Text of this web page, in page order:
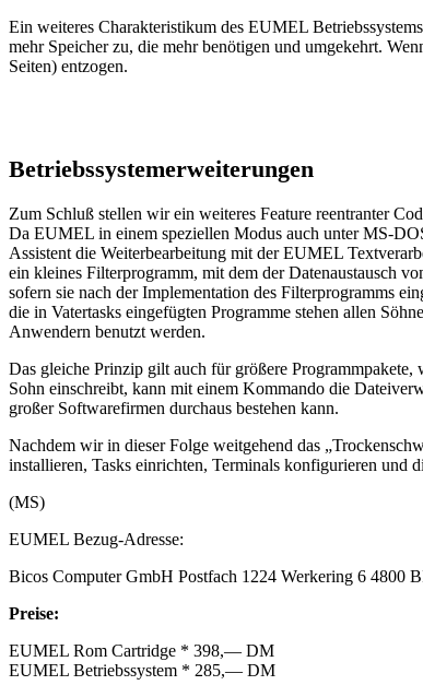
Ein weiteres Charakteristikum des EUMEL
mehr Speicher zu, die mehr benötigen und umgekehrt.
Seiten) entzogen.
Betriebssystemerweiterungen
Zum Schluß stellen wir ein weiteres Feature reentranter
Da EUMEL in einem speziellen Modus auch unter MS-
Assistent die Weiterbearbeitung mit der EUMEL
ein kleines Filterprogramm, mit dem der Datenaustausch
sofern sie nach der Implementation des Filterprogramms
die in Vatertasks eingefügten Programme stehen allen
Anwendern benutzt werden.
Das gleiche Prinzip gilt auch für größere
Sohn einschreibt, kann mit einem Kommando die
großer Softwarefirmen durchaus bestehen kann.
Nachdem wir in dieser Folge weitgehend das
installieren, Tasks einrichten, Terminals konfigurieren und
(MS)
EUMEL Bezug-Adresse:
Bicos Computer GmbH Postfach 1224 Werkering 6 4800
Preise:
EUMEL Rom Cartridge * 398,— DM
EUMEL Betriebssystem * 285,— DM